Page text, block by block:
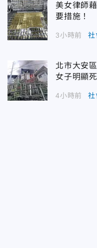
美女律師
要措施！
3小時前 社
北市大安
女子明顯
4小時前 社